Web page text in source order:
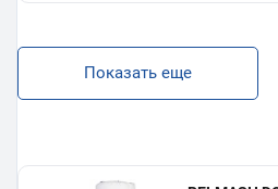
Показать еще